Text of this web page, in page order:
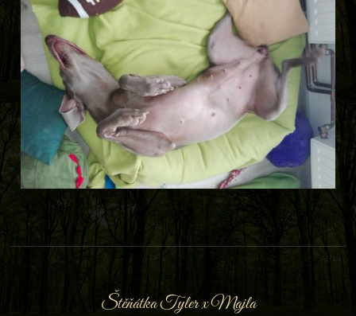
Štěňátka Tyler x Majla